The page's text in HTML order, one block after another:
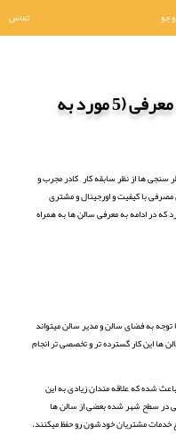
جو تماس
خدمات سالن زیبایی به همراه معرفی (5 مورد به
نظر سنجی ها از نظر سابقه کار , کادر مجرب و
با کیفیت و اورجینال و مشتری
که در ادامه به معرفی سالن ها به همراه
به فضای سالن و مدیر سالن میتواند
ها این کار گسترده تر و تخصصی تر انجام
شده که علاقه مندان زیادی به این
در سطح شهر شده بعضی از سالن ها
خدمات مشتریان خودشون رو حفظ میکنند.